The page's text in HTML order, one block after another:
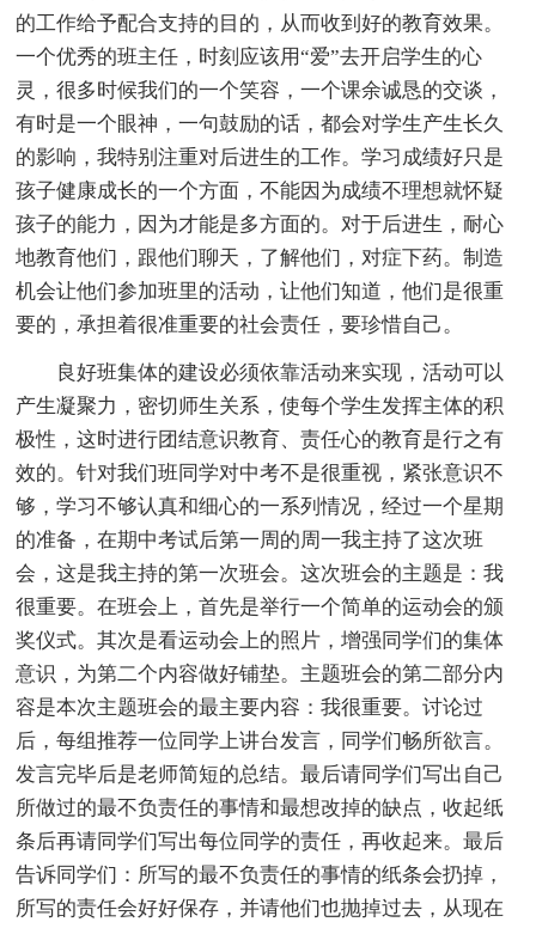
的工作给予配合支持的目的，从而收到好的教育效果。
一个优秀的班主任，时刻应该用“爱”去开启学生的心
灵，很多时候我们的一个笑容，一个课余诚恳的交谈，
有时是一个眼神，一句鼓励的话，都会对学生产生长久
的影响，我特别注重对后进生的工作。学习成绩好只是
孩子健康成长的一个方面，不能因为成绩不理想就怀疑
孩子的能力，因为才能是多方面的。对于后进生，耐心
地教育他们，跟他们聊天，了解他们，对症下药。制造
机会让他们参加班里的活动，让他们知道，他们是很重
要的，承担着很准重要的社会责任，要珍惜自己。
良好班集体的建设必须依靠活动来实现，活动可以
产生凝聚力，密切师生关系，使每个学生发挥主体的积
极性，这时进行团结意识教育、责任心的教育是行之有
效的。针对我们班同学对中考不是很重视，紧张意识不
够，学习不够认真和细心的一系列情况，经过一个星期
的准备，在期中考试后第一周的周一我主持了这次班
会，这是我主持的第一次班会。这次班会的主题是：我
很重要。在班会上，首先是举行一个简单的运动会的颁
奖仪式。其次是看运动会上的照片，增强同学们的集体
意识，为第二个内容做好铺垫。主题班会的第二部分内
容是本次主题班会的最主要内容：我很重要。讨论过
后，每组推荐一位同学上讲台发言，同学们畅所欲言。
发言完毕后是老师简短的总结。最后请同学们写出自己
所做过的最不负责任的事情和最想改掉的缺点，收起纸
条后再请同学们写出每位同学的责任，再收起来。最后
告诉同学们：所写的最不负责任的事情的纸条会扔掉，
所写的责任会好好保存，并请他们也抛掉过去，从现在